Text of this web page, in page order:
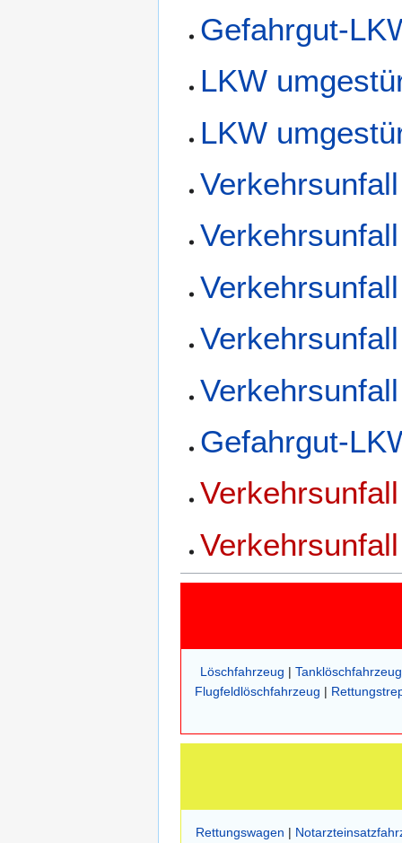
Gefahrgut-
LKW
LKW
Verkehrsunfall
Verkehrsunfall
Verkehrsunfall
Verkehrsunfall
Verkehrsunfall
Gefahrgut-
Löschfahrzeug | Tanklöschfahrzeug
Flugfeldlöschfahrzeug |
Rettungswagen |